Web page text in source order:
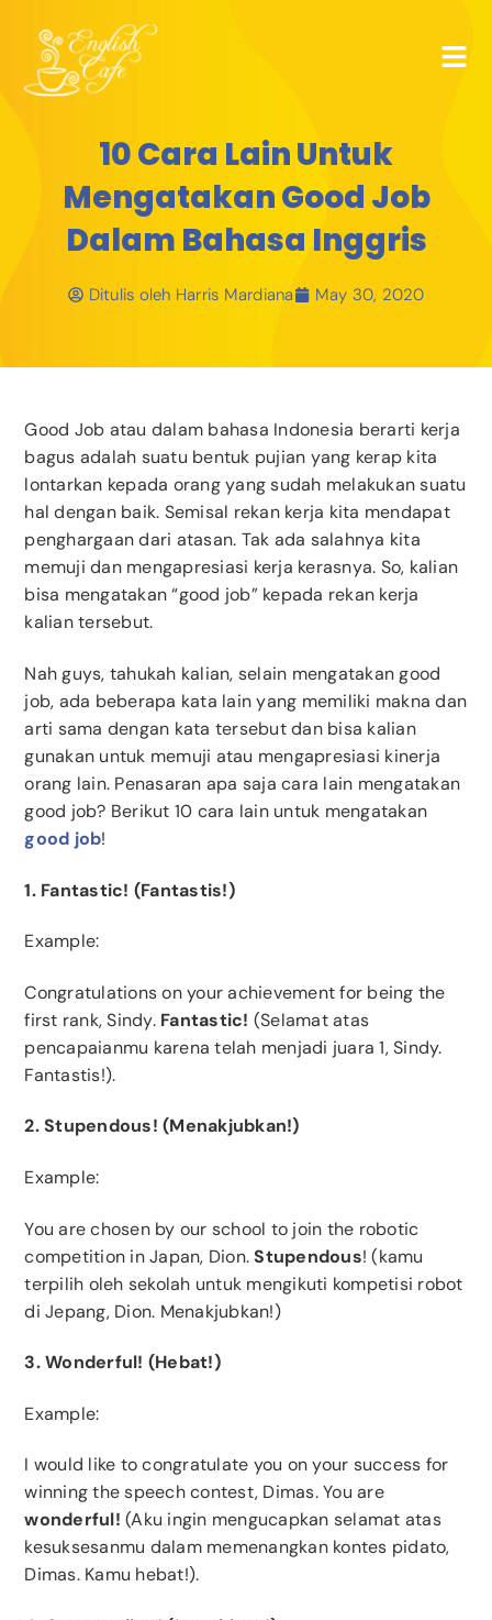
10 Cara Lain Untuk
Mengatakan Good Job
Dalam Bahasa Inggris
Ditulis oleh Harris Mardiana May 30, 2020
Good Job atau dalam bahasa Indonesia berarti kerja
bagus adalah suatu bentuk pujian yang kerap kita
lontarkan kepada orang yang sudah melakukan suatu
hal dengan baik. Semisal rekan kerja kita mendapat
penghargaan dari atasan. Tak ada salahnya kita
memuji dan mengapresiasi kerja kerasnya. So, kalian
bisa mengatakan “good job” kepada rekan kerja
kalian tersebut.
Nah guys, tahukah kalian, selain mengatakan good
job, ada beberapa kata lain yang memiliki makna dan
arti sama dengan kata tersebut dan bisa kalian
gunakan untuk memuji atau mengapresiasi kinerja
orang lain. Penasaran apa saja cara lain mengatakan
good job? Berikut 10 cara lain untuk mengatakan
good job!
1. Fantastic! (Fantastis!)
Example:
Congratulations on your achievement for being the
first rank, Sindy. Fantastic! (Selamat atas
pencapaianmu karena telah menjadi juara 1, Sindy.
Fantastis!).
2. Stupendous! (Menakjubkan!)
Example:
You are chosen by our school to join the robotic
competition in Japan, Dion.Stupendous! (kamu
terpilih oleh sekolah untuk mengikuti kompetisi robot
di Jepang, Dion. Menakjubkan!)
3. Wonderful! (Hebat!)
Example:
I would like to congratulate you on your success for
winning the speech contest, Dimas. You are
wonderful! (Aku ingin mengucapkan selamat atas
kesuksesanmu dalam memenangkan kontes pidato,
Dimas. Kamu hebat!).